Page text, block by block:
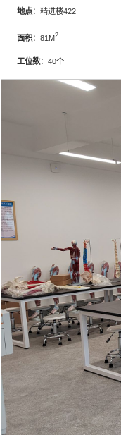
地点：精进楼422
面积：81M2
工位数：40个